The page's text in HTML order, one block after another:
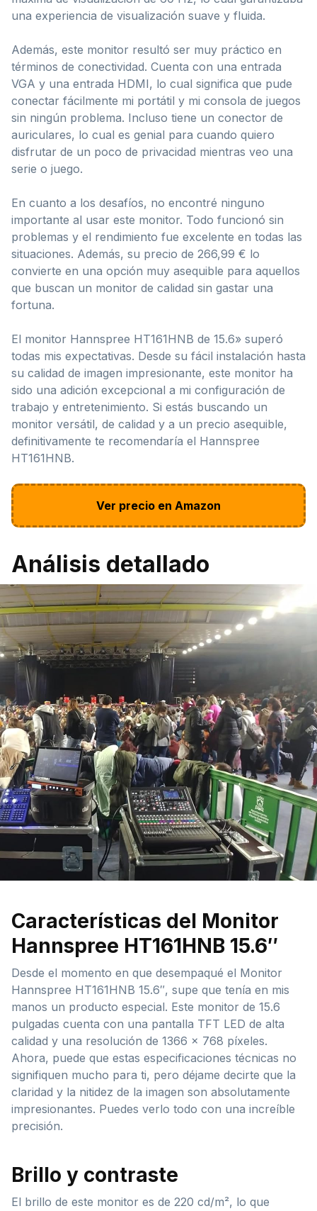
una experiencia de visualización suave y fluida.
Además, este monitor resultó ser muy práctico en
términos de conectividad. Cuenta con una entrada
VGA y una entrada HDMI, lo cual significa que pude
conectar fácilmente mi portátil y mi consola de juegos
sin ningún problema. Incluso tiene un conector de
auriculares, lo cual es genial para cuando quiero
disfrutar de un poco de privacidad mientras veo una
serie o juego.
En cuanto a los desafíos, no encontré ninguno
importante al usar este monitor. Todo funcionó sin
problemas y el rendimiento fue excelente en todas las
situaciones. Además, su precio de 266,99 € lo
convierte en una opción muy asequible para aquellos
que buscan un monitor de calidad sin gastar una
fortuna.
El monitor Hannspree HT161HNB de 15.6» superó
todas mis expectativas. Desde su fácil instalación hasta
su calidad de imagen impresionante, este monitor ha
sido una adición excepcional a mi configuración de
trabajo y entretenimiento. Si estás buscando un
monitor versátil, de calidad y a un precio asequible,
definitivamente te recomendaría el Hannspree
HT161HNB.
Ver precio en Amazon
Análisis detallado
Características del Monitor
Hannspree HT161HNB 15.6″
Desde el momento en que desempaqué el Monitor
Hannspree HT161HNB 15.6″, supe que tenía en mis
manos un producto especial. Este monitor de 15.6
pulgadas cuenta con una pantalla TFT LED de alta
calidad y una resolución de 1366 x 768 píxeles.
Ahora, puede que estas especificaciones técnicas no
signifiquen mucho para ti, pero déjame decirte que la
claridad y la nitidez de la imagen son absolutamente
impresionantes. Puedes verlo todo con una increíble
precisión.
Brillo y contraste
El brillo de este monitor es de 220 cd/m², lo que